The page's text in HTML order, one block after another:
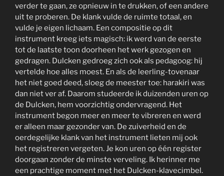
verder te gaan, ze opnieuw in te drukken, of een andere
uit te proberen. De klank vulde de ruimte totaal, en
vulde je eigen lichaam. Een compositie op dit
instrument kreeg iets magisch: ik werd van de eerste
tot de laatste toon doorheen het werk gezogen en
gedragen. Dulcken gedroeg zich ook als pedagoog: hij
vertelde hoe alles moest. En als de leerling-tovenaar
het niet goed deed, sloeg de meester toe: harakiri was
dan niet ver af. Daarom studeerde ik duizenden uren op
de Dulcken, hem voorzichtig ondervragend. Het
instrument begon meer en meer te vibreren en werd
er alleen maar gezonder van. De zuiverheid en de
oerdegelijke klank van het instrument lieten mij ook
het registreren vergeten. Je kon uren op één register
doorgaan zonder de minste verveling. Ik herinner me
een prachtige moment met het Dulcken-klavecimbel.